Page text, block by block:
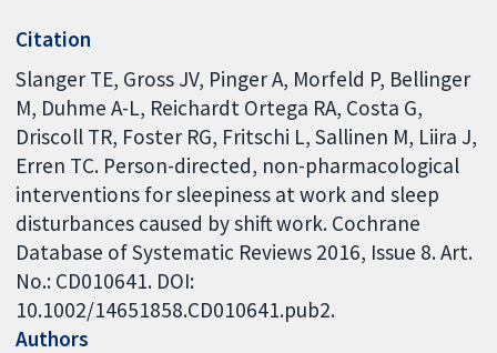
Citation
Slanger TE, Gross JV, Pinger A, Morfeld P, Bellinger
M, Duhme A-L, Reichardt Ortega RA, Costa G,
Driscoll TR, Foster RG, Fritschi L, Sallinen M, Liira J,
Erren TC. Person-directed, non-pharmacological
interventions for sleepiness at work and sleep
disturbances caused by shift work. Cochrane
Database of Systematic Reviews 2016, Issue 8. Art.
No.: CD010641. DOI:
10.1002/14651858.CD010641.pub2.
Authors